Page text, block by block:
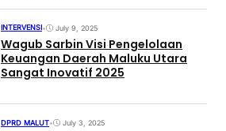
INTERVENSI• July 9, 2025
Wagub Sarbin Visi Pengelolaan
Keuangan Daerah Maluku Utara
Sangat Inovatif 2025
DPRD MALUT• July 3, 2025